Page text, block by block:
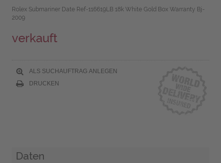
Rolex Submariner Date Ref-116619LB 18k White Gold Box Warranty Bj-
2009
verkauft
ALS SUCHAUFTRAG ANLEGEN
DRUCKEN
Daten